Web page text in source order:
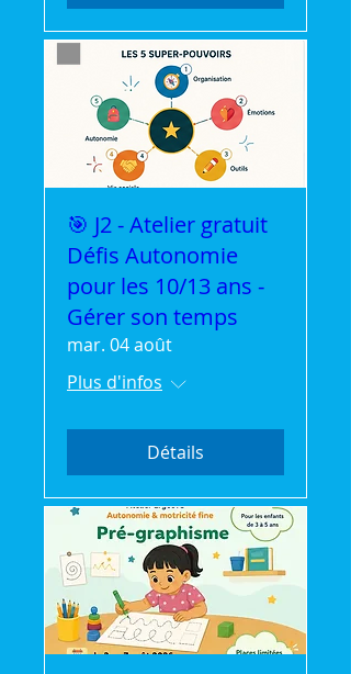
🎯 J2 - Atelier gratuit
Défis Autonomie
pour les 10/13 ans -
Gérer son temps
mar. 04 août
Plus d'infos
Détails